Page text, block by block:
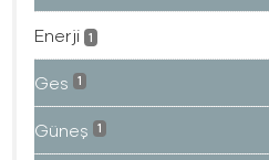
Enerji 1
Ges 1
Güneş 1